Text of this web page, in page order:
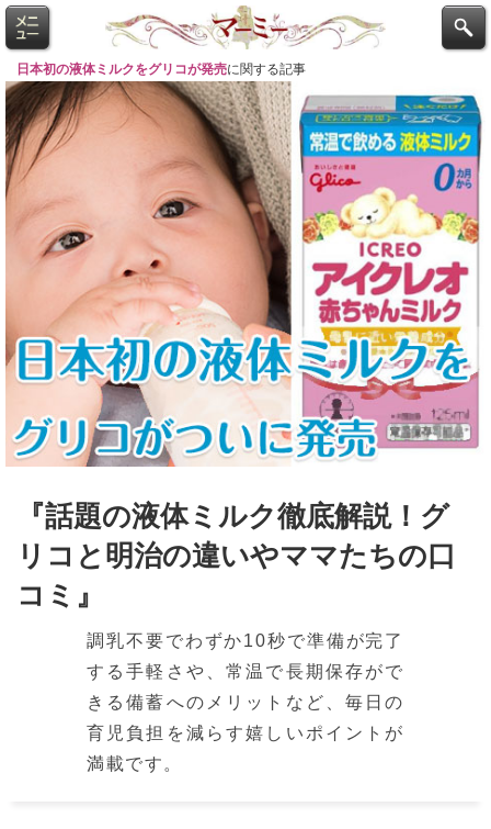
日本初の液体ミルクをグリコが発売に関する記事
『話題の液体ミルク徹底解説！グ
リコと明治の違いやママたちの口
コミ』
調乳不要でわずか10秒で準備が完了
する手軽さや、常温で長期保存がで
きる備蓄へのメリットなど、毎日の
育児負担を減らす嬉しいポイントが
満載です。